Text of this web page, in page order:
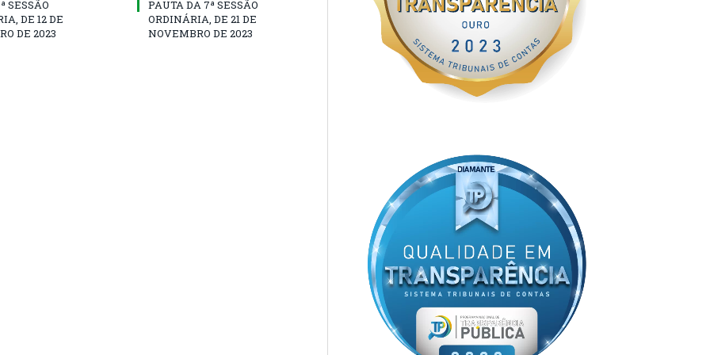
SESSÃO
DE 12 DE
DE 2023
PAUTA DA 7ª SESSÃO
ORDINÁRIA, DE 21 DE
NOVEMBRO DE 2023